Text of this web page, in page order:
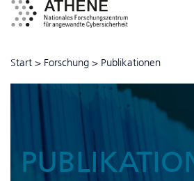
Start > Forschung > Publikationen